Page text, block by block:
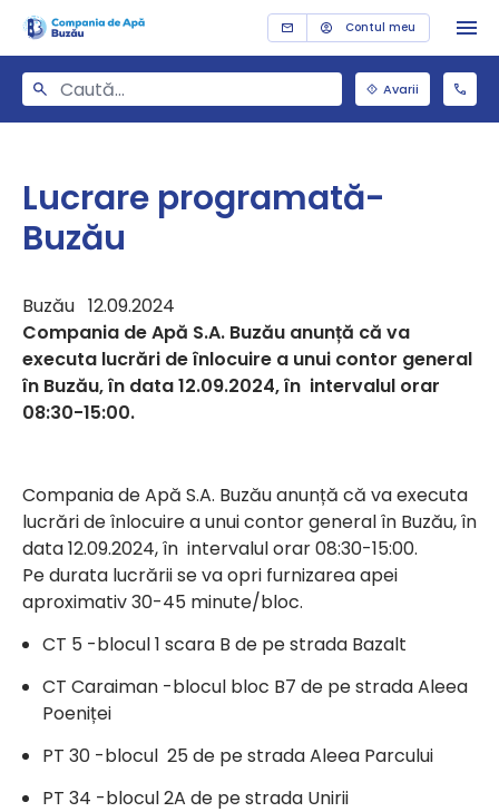
Contul meu
Avarii
Lucrare programată-
Buzău
Buzău 12.09.2024
Compania de Apă S.A. Buzău anunță că va
executa lucrări de înlocuire a unui contor general
în Buzău, în data 12.09.2024, în intervalul orar
08:30-15:00.
Compania de Apă S.A. Buzău anunță că va executa
lucrări de înlocuire a unui contor general în Buzău, în
data 12.09.2024, în intervalul orar 08:30-15:00.
Pe durata lucrării se va opri furnizarea apei
aproximativ 30-45 minute/bloc.
CT 5 -blocul 1 scara B de pe strada Bazalt
CT Caraiman -blocul bloc B7 de pe strada Aleea
Poeniței
PT 30 -blocul 25 de pe strada Aleea Parcului
PT 34 -blocul 2A de pe strada Unirii